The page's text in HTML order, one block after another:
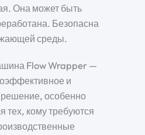
Она может быть
Безопасна
среды.
Flow Wrapper —
и
особенно
тех, кому требуются